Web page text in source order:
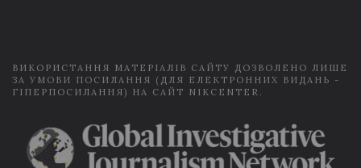
ВИКОРИСТАННЯ МАТЕРІАЛІВ САЙТУ ДОЗВОЛЕНО ЛИШЕ
ЗА УМОВИ ПОСИЛАННЯ (ДЛЯ ЕЛЕКТРОННИХ ВИДАНЬ -
ГІПЕРПОСИЛАННЯ) НА САЙТ NIKCENTER.